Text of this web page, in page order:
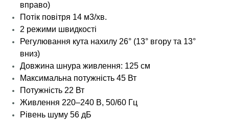
вправо)
Потік повітря 14 м3/хв.
2 режими швидкості
Регулювання кута нахилу 26° (13° вгору та 13°
вниз)
Довжина шнура живлення: 125 см
Максимальна потужність 45 Вт
Потужність 22 Вт
Живлення 220–240 В, 50/60 Гц
Рівень шуму 56 дБ